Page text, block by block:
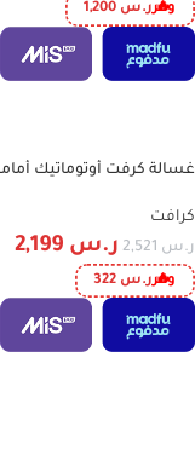
وفرر.س
-13%
كرافت
ر.س
ر.س 2,199
وفرر.س